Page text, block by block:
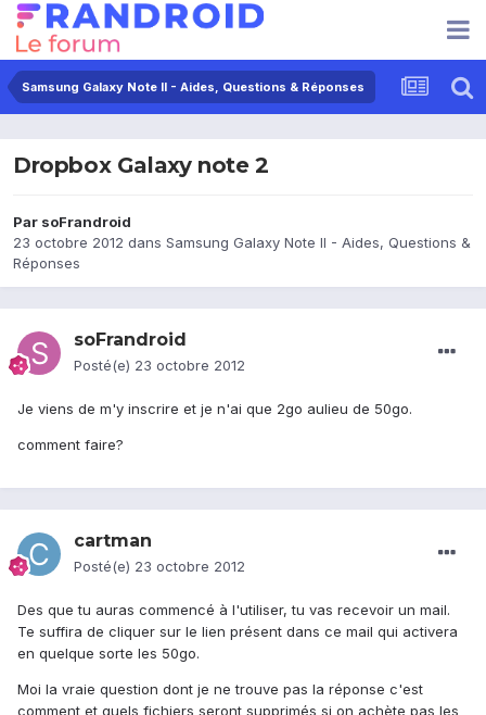
Samsung Galaxy Note II - Aides, Questions & Réponses
Dropbox Galaxy note 2
Par soFrandroid
23 octobre 2012 dans Samsung Galaxy Note II - Aides, Questions &
Réponses
soFrandroid
Posté(e) 23 octobre 2012
Je viens de m'y inscrire et je n'ai que 2go aulieu de 50go.
comment faire?
cartman
Posté(e) 23 octobre 2012
Des que tu auras commencé à l'utiliser, tu vas recevoir un mail.
Te suffira de cliquer sur le lien présent dans ce mail qui activera
en quelque sorte les 50go.
Moi la vraie question dont je ne trouve pas la réponse c'est
comment et quels fichiers seront supprimés si on achète pas les